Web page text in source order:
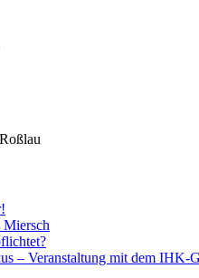
– Veranstaltung mit dem IHK-